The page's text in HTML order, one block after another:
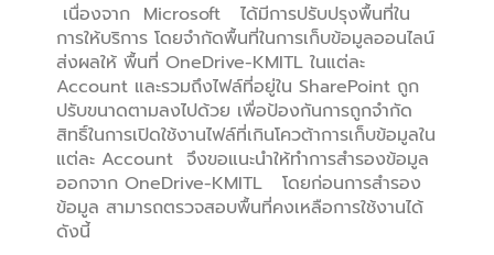
เนื่องจาก Microsoft ได้มีการปรับปรุงพื้นที่ใน
การให้บริการ โดยจำกัดพื้นที่ในการเก็บข้อมูลออนไลน์
ส่งผลให้ พื้นที่ OneDrive-KMITL ในแต่ละ
Account และรวมถึงไฟล์ที่อยู่ใน SharePoint ถูก
ปรับขนาดตามลงไปด้วย เพื่อป้องกันการถูกจำกัด
สิทธิ์ในการเปิดใช้งานไฟล์ที่เกินโควต้าการเก็บข้อมูลใน
แต่ละ Account จึงขอแนะนำให้ทำการสำรองข้อมูล
ออกจาก OneDrive-KMITL โดยก่อนการสำรอง
ข้อมูล สามารถตรวจสอบพื้นที่คงเหลือการใช้งานได้
ดังนี้